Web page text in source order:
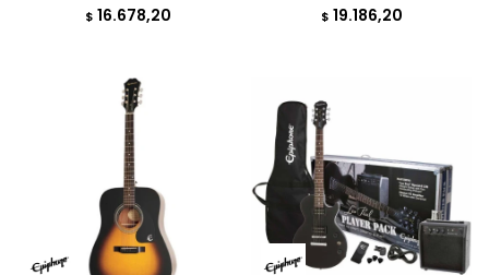
$ 16.678,20 $ 19.186,20